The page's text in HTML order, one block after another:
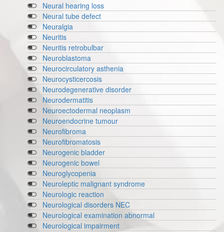
Neural hearing loss
Neural tube defect
Neuralgia
Neuritis
Neuritis retrobulbar
Neuroblastoma
Neurocirculatory asthenia
Neurocysticercosis
Neurodegenerative disorder
Neurodermatitis
Neuroectodermal neoplasm
Neuroendocrine tumour
Neurofibroma
Neurofibromatosis
Neurogenic bladder
Neurogenic bowel
Neuroglycopenia
Neuroleptic malignant syndrome
Neurologic reaction
Neurological disorders NEC
Neurological examination abnormal
Neurological impairment